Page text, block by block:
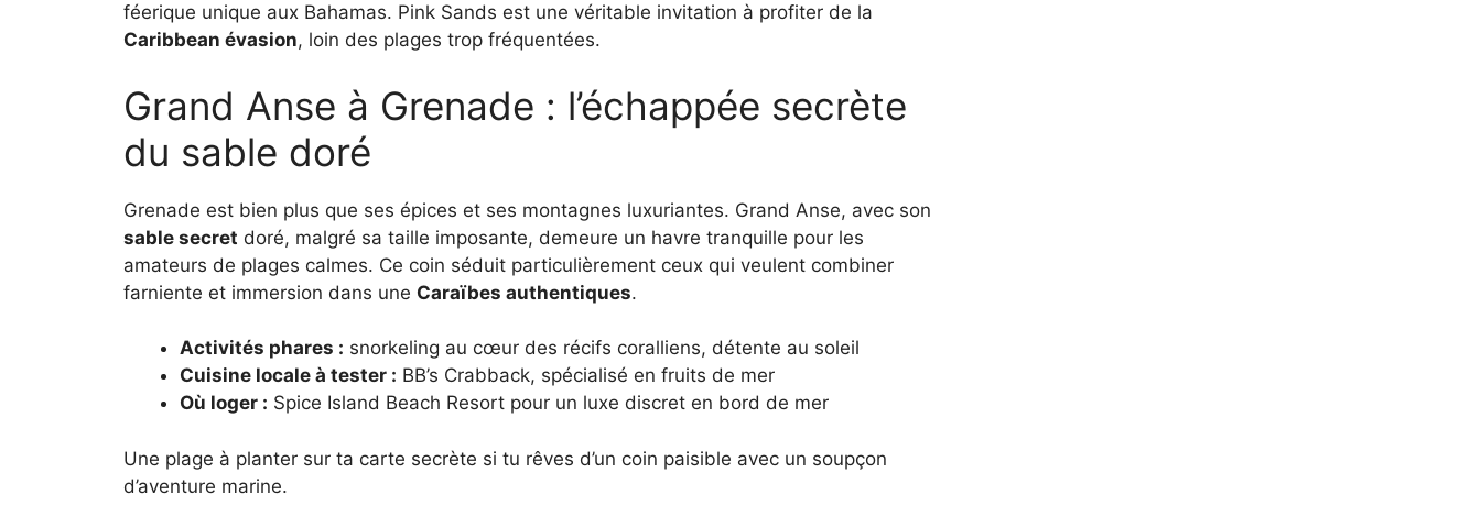
féerique unique aux Bahamas. Pink Sands est une véritable invitation à profiter de la
Caribbean évasion, loin des plages trop fréquentées.
Grand Anse à Grenade : l’échappée secrète
du sable doré
Grenade est bien plus que ses épices et ses montagnes luxuriantes. Grand Anse, avec son
sable secret doré, malgré sa taille imposante, demeure un havre tranquille pour les
amateurs de plages calmes. Ce coin séduit particulièrement ceux qui veulent combiner
farniente et immersion dans une Caraïbes authentiques.
Activités phares : snorkeling au cœur des récifs coralliens, détente au soleil
Cuisine locale à tester : BB’s Crabback, spécialisé en fruits de mer
Où loger : Spice Island Beach Resort pour un luxe discret en bord de mer
Une plage à planter sur ta carte secrète si tu rêves d’un coin paisible avec un soupçon
d’aventure marine.